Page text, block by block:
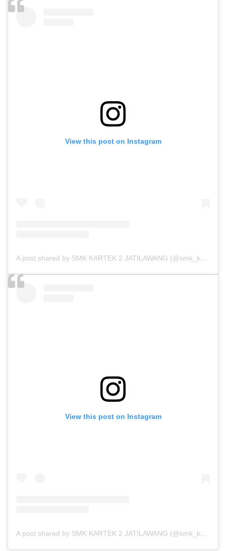
View this post on Instagram
A post shared by SMK KARTEK 2 JATILAWANG (@smk_kartek2)
View this post on Instagram
A post shared by SMK KARTEK 2 JATILAWANG (@smk_kartek2)